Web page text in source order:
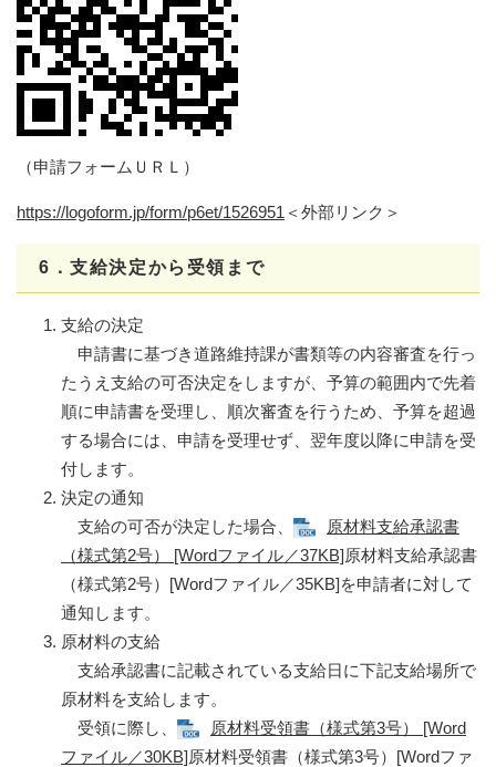
（申請フォームＵＲＬ）
https://logoform.jp/form/p6et/1526951 ＜外部リンク＞
6．支給決定から受領まで
支給の決定
申請書に基づき道路維持課が書類等の内容審査を行っ
たうえ支給の可否決定をしますが、予算の範囲内で先着
順に申請書を受理し、順次審査を行うため、予算を超過
する場合には、申請を受理せず、翌年度以降に申請を受
付します。
決定の通知
支給の可否が決定した場合、
原材料支給承認書
（様式第2号） [Wordファイル／37KB]原材料支給承認書
（様式第2号）[Wordファイル／35KB]を申請者に対して
通知します。
原材料の支給
支給承認書に記載されている支給日に下記支給場所で
原材料を支給します。
受領に際し、
原材料受領書（様式第3号） [Word
ファイル／30KB]原材料受領書（様式第3号）[Wordファ